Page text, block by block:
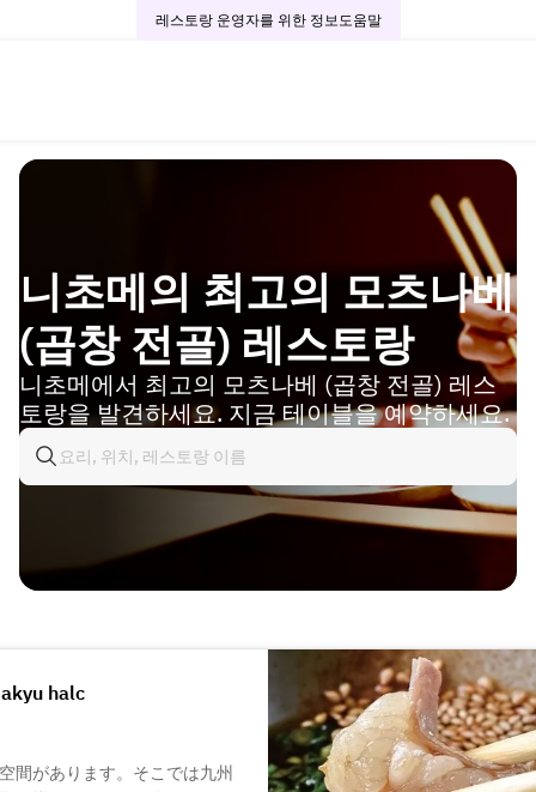
레스토랑 운영자를 위한 정보도움말
니초메의 최고의 모츠나베
(곱창 전골) 레스토랑
니초메에서 최고의 모츠나베 (곱창 전골) 레스
토랑을 발견하세요. 지금 테이블을 예약하세요.
halc
間があります。そこでは九州